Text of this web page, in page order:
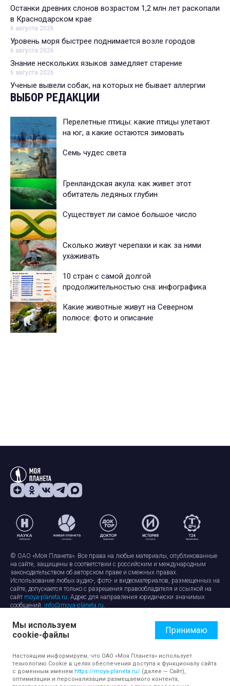
Останки древних слонов возрастом 1,2 млн лет раскопали
в Краснодарском крае
6 августа 2026
Уровень моря быстрее поднимается возле городов
6 августа 2026
Знание нескольких языков замедляет старение
6 августа 2026
Ученые вывели собак, на которых не бывает аллергии
ВЫБОР РЕДАКЦИИ
Перелетные птицы: какие птицы улетают
на юг, а какие остаются зимовать
Семь чудес света
Гренландская акула: как живет этот
обитатель ледяных глубин
Существует ли самое большое число
Сколько живут черепахи и как за ними
ухаживать
10 стран с самой долгой
продолжительностью сна: инфографика
Какие животные живут на Северном
полюсе: фото и описание
© ОАО «Моя Планета». Все права на любые материалы, опубликованные
на сайте, защищены в соответствии с российским и международным
законодательством об авторском праве и смежных правах.
Использование любых аудио-, фото- и видеоматериалов, размещенных на
сайте, допускается только с разрешения правообладателя и ссылкой на
сайт moya-planeta.ru. Адрес для направления юридически значимых
сообщений: info@moya-planeta.ru.
Правила сайтаРабота с cookie-файлами
Защита персональных данных
Обработка персональных данных
Мы используем
cookie-файлы
Принимаю
Настоящим информируем, что ОАО «Моя Планета» использует
технологию Cookie в целях обеспечения доступа к функционалу сайта
с доменным именем https://moya-planeta.ru/ (далее — Сайт),
оптимизации и персонализации размещаемого контента,